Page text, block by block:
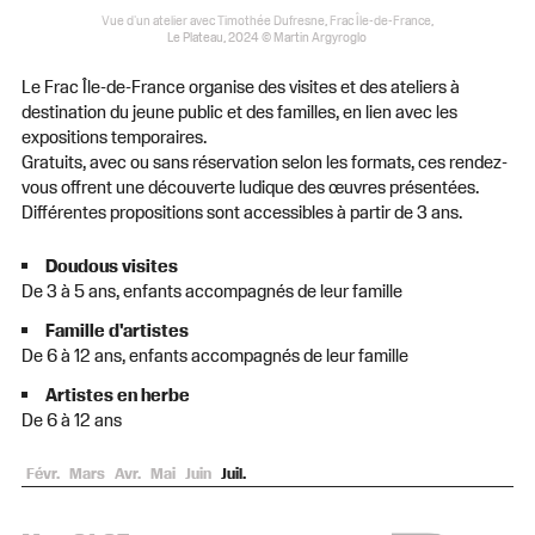
Vue d'un atelier avec Timothée Dufresne, Frac Île-de-France,
Le Plateau, 2024 © Martin Argyroglo
Le Frac Île-de-France organise des visites et des ateliers à
destination du jeune public et des familles, en lien avec les
expositions temporaires.
Gratuits, avec ou sans réservation selon les formats, ces rendez-
vous offrent une découverte ludique des œuvres présentées.
Différentes propositions sont accessibles à partir de 3 ans.
Doudous visites
De 3 à 5 ans, enfants accompagnés de leur famille
Famille d'artistes
De 6 à 12 ans, enfants accompagnés de leur famille
Artistes en herbe
De 6 à 12 ans
Févr. Mars Avr. Mai Juin Juil.